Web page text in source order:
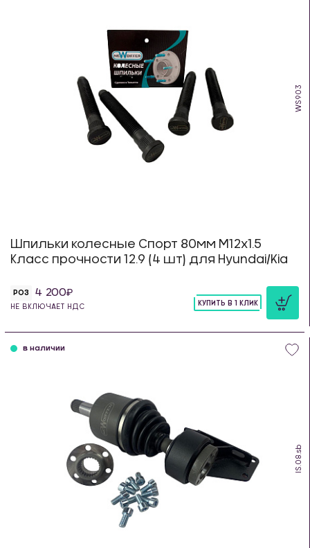
WS903
Шпильки колесные Спорт 80мм М12х1.5
Класс прочности 12.9 (4 шт) для Hyundai/Kia
РОЗ 4 200
НЕ ВКЛЮЧАЕТ НДС
КУПИТЬ В 1 КЛИК
IS.08.sb
в наличии